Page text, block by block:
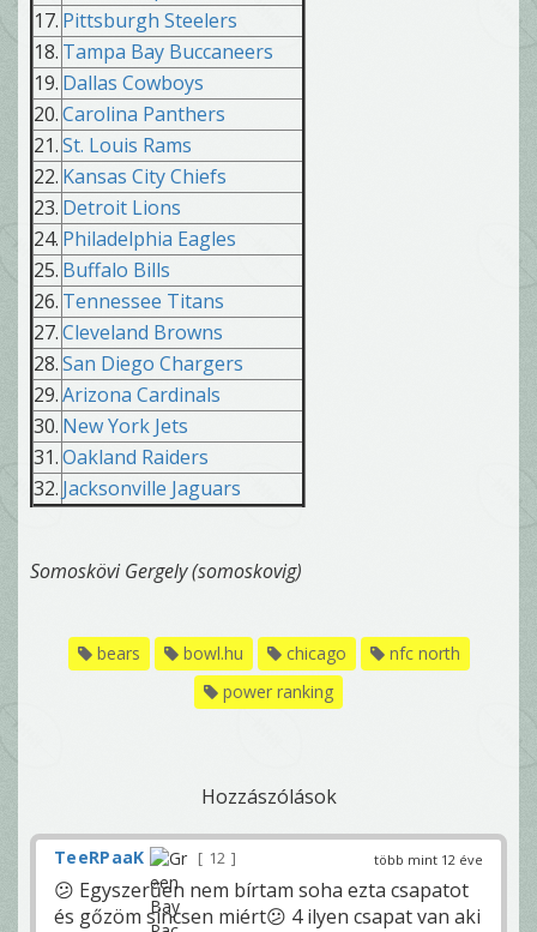
17. Pittsburgh Steelers
18. Tampa Bay Buccaneers
19. Dallas Cowboys
20.Carolina Panthers
21.St. Louis Rams
22. Kansas City Chiefs
23. Detroit Lions
24. Philadelphia Eagles
25. Buffalo Bills
26. Tennessee Titans
27.Cleveland Browns
28.San Diego Chargers
29.Arizona Cardinals
30. New York Jets
31.Oakland Raiders
32. Jacksonville Jaguars
Somoskövi Gergely (somoskovig)
bears bowl.hu chicago
nfc north
power ranking
Hozzászólások
több mint 12 éve
TeeRPaaK 12
😕 Egyszerűen nem bírtam soha ezta csapatot
és gőzöm sincsen miért😕 4 ilyen csapat van aki